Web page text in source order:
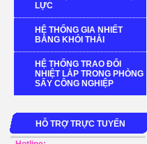
LỰC
HỆ THỐNG GIA NHIẾT
BẰNG KHÓI THẢI
HỆ THỐNG TRAO ĐỔI
NHIỆT LẮP TRONG PHÒNG
SẤY CÔNG NGHIỆP
HỖ TRỢ TRỰC TUYẾN